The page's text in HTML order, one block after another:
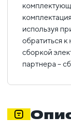
используя
обратиться
сборкой
партнера –